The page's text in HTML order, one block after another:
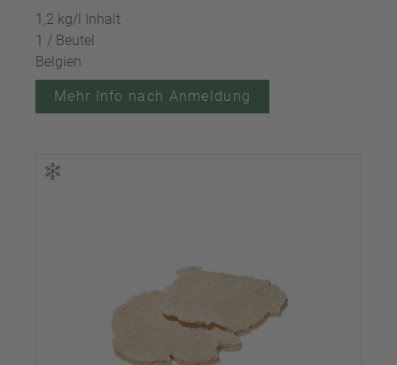
1,2 kg/l Inhalt
1 / Beutel
Belgien
Mehr Info nach Anmeldung